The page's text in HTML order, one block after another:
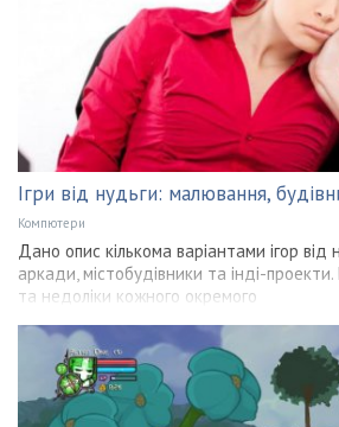
Ігри від нудьги: малювання,
Компютери
Дано опис кількома варіантами ігор від
аркади, містобудівники та інді-
та недоліки кожного окремого